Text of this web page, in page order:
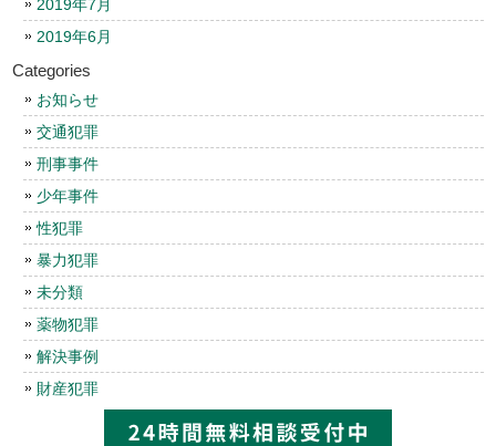
2019年7月
2019年6月
Categories
お知らせ
交通犯罪
刑事事件
少年事件
性犯罪
暴力犯罪
未分類
薬物犯罪
解決事例
財産犯罪